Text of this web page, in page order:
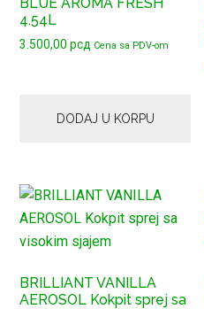
4.54L
3.500,00рсд Cena sa PDV-om
DODAJ U KORPU
BRILLIANT VANILLA
AEROSOL Kokpit sprej sa